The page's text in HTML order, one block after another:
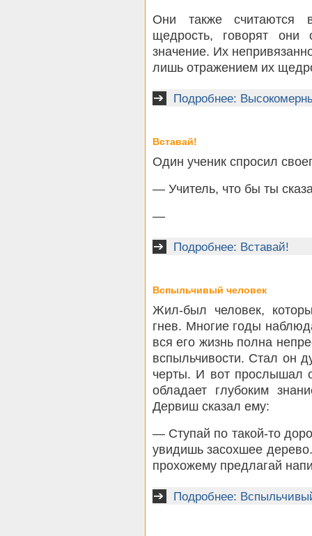
Они также считаются
щедрость, говорят
значение. Их
лишь отражением их
Подробнее:
Вставай!
Один ученик спросил
— Учитель, что бы ты
—
Подробнее: Вставай!
Вспыльчивый человек
Жил-был человек,
гнев. Многие годы
вся его жизнь полна
вспыльчивости. Стал он
черты. И вот прослышал
обладает глубоким
Дервиш сказал ему:
— Ступай по такой-то
увидишь засохшее
прохожему предлагай
Подробнее: